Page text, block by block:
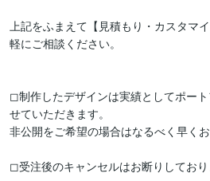
上記をふまえて【見積もり・カスタマ
軽にご相談ください。
◻︎制作したデザインは実績としてポー
せていただきます。
非公開をご希望の場合はなるべく早くお
◻︎受注後のキャンセルはお断りしており